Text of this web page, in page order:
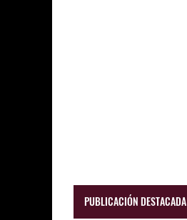
PUBLICACIÓN DESTACADA